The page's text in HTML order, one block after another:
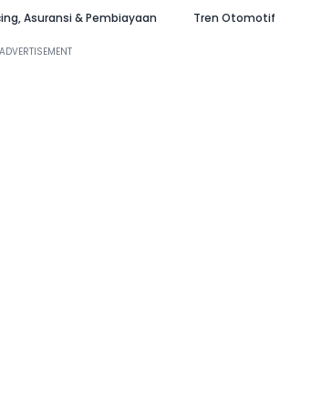
Asuransi & Pembiayaan Tren Otomotif